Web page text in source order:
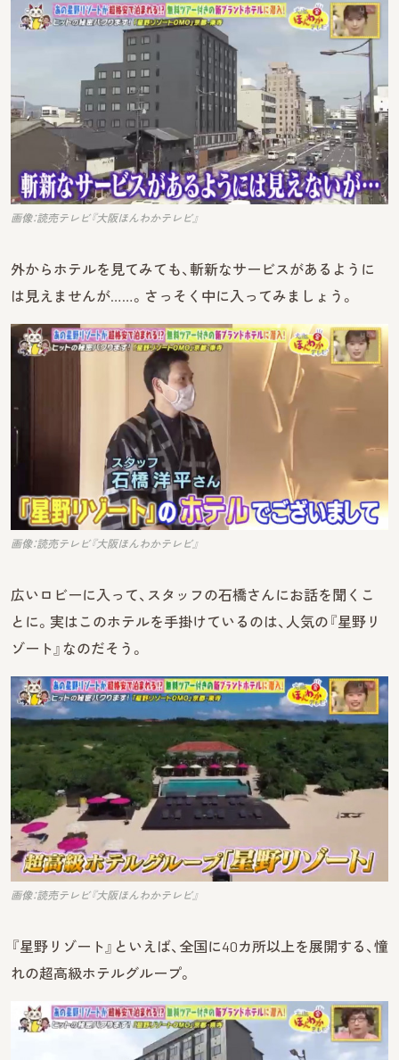
画像：読売テレビ『大阪ほんわかテレビ』
外からホテルを見てみても、斬新なサービスがあるように
は見えませんが……。さっそく中に入ってみましょう。
画像：読売テレビ『大阪ほんわかテレビ』
広いロビーに入って、スタッフの石橋さんにお話を聞くこ
とに。実はこのホテルを手掛けているのは、人気の『星野リ
ゾート』なのだそう。
画像：読売テレビ『大阪ほんわかテレビ』
『星野リゾート』といえば、全国に40カ所以上を展開する、憧
れの超高級ホテルグループ。